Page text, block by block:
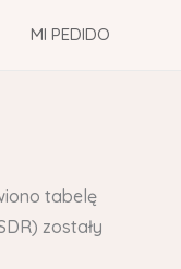
MI PEDIDO
tabelę
zostały